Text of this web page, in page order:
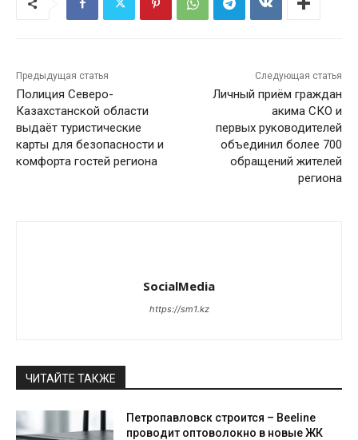
Предыдущая статья
Полиция Северо-
Казахстанской области
выдаёт туристические
карты для безопасности и
комфорта гостей региона
Следующая статья
Личный приём граждан
акима СКО и
первых руководителей
объединил более 700
обращений жителей
региона
SocialMedia
https://sm1.kz
ЧИТАЙТЕ ТАКЖЕ
Петропавловск строится – Beeline
проводит оптоволокно в новые ЖК